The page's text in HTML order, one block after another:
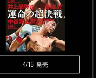
4/16 発売